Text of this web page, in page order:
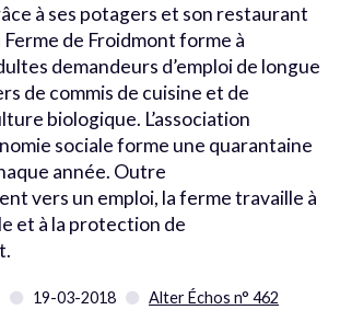
à ses potagers et son restaurant
de Froidmont forme à
demandeurs d’emploi de longue
de commis de cuisine et de
biologique. L’association
sociale forme une quarantaine
année. Outre
vers un emploi, la ferme travaille à
et à la protection de
19-03-2018 Alter Échos n° 462